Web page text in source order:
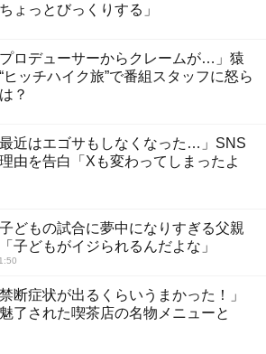
ょっとびっくりする」
ロデューサーからクレームが…」猿
ヒッチハイク旅”で番組スタッフに怒ら
？
近はエゴサもしなくなった…」SNS
由を告白「Xも変わってしまったよ
どもの試合に夢中になりすぎる父親
子どもがイジられるんだよな」
断症状が出るくらいうまかった！」
了された喫茶店の名物メニューと